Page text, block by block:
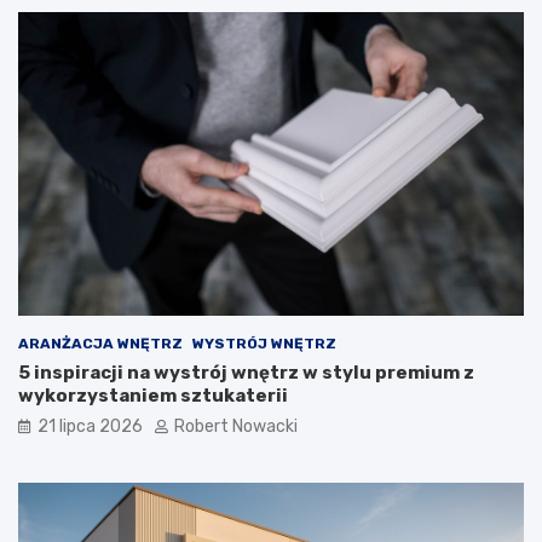
c
z
n
z
w
i
z
a
n
i
ARANŻACJA WNĘTRZ WYSTRÓJ WNĘTRZ
5 inspiracji na wystrój wnętrz w stylu premium z
wykorzystaniem sztukaterii
21 lipca 2026 Robert Nowacki